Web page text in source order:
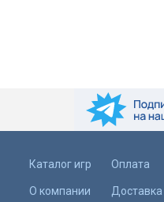
Каталог игр
О компании
Оплата
Доставка